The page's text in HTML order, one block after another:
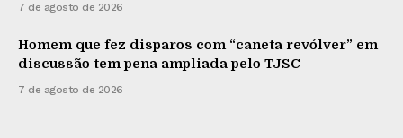
7 de agosto de 2026
Homem que fez disparos com “caneta revólver” em
discussão tem pena ampliada pelo TJSC
7 de agosto de 2026